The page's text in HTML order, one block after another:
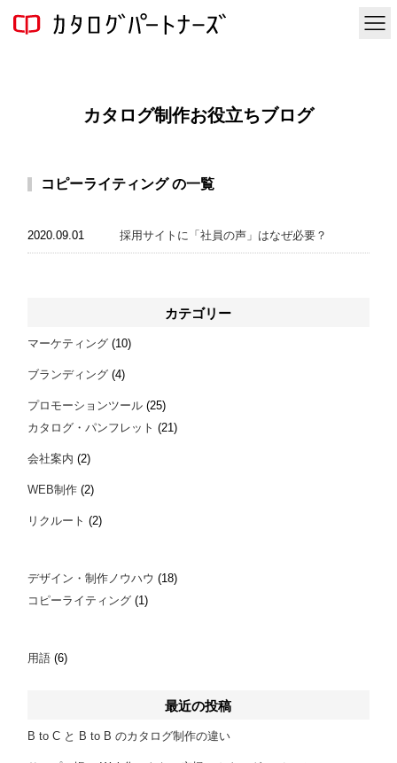
カタログ制作お役立ちブログ
コピーライティング の一覧
2020.09.01 採用サイトに「社員の声」はなぜ必要？
カテゴリー
マーケティング (10)
ブランディング (4)
プロモーションツール (25)
カタログ・パンフレット (21)
会社案内 (2)
WEB制作 (2)
リクルート (2)
デザイン・制作ノウハウ (18)
コピーライティング (1)
用語 (6)
最近の投稿
B to C と B to B のカタログ制作の違い